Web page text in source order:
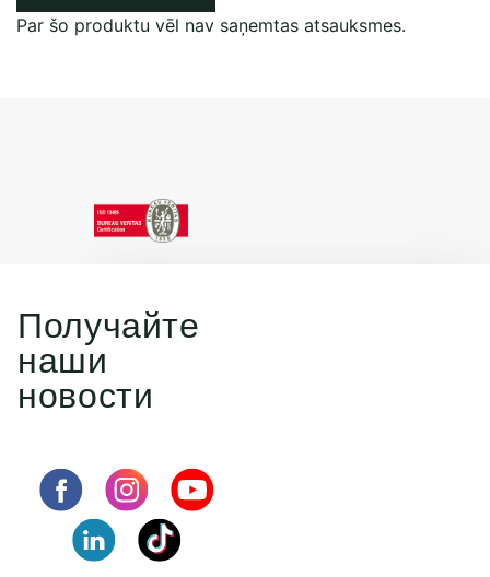
Par šo produktu vēl nav saņemtas atsauksmes.
Получайте
наши
новости